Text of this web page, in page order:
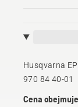
Husqvarna
970 84 40‑01
Cena obejmuje